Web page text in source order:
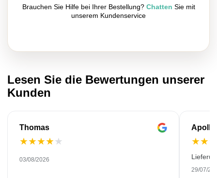
Brauchen Sie Hilfe bei Ihrer Bestellung? Chatten Sie mit
unserem Kundenservice
Lesen Sie die Bewertungen unserer
Kunden
Thomas
★★★★★
03/08/2026
★★
29/07/